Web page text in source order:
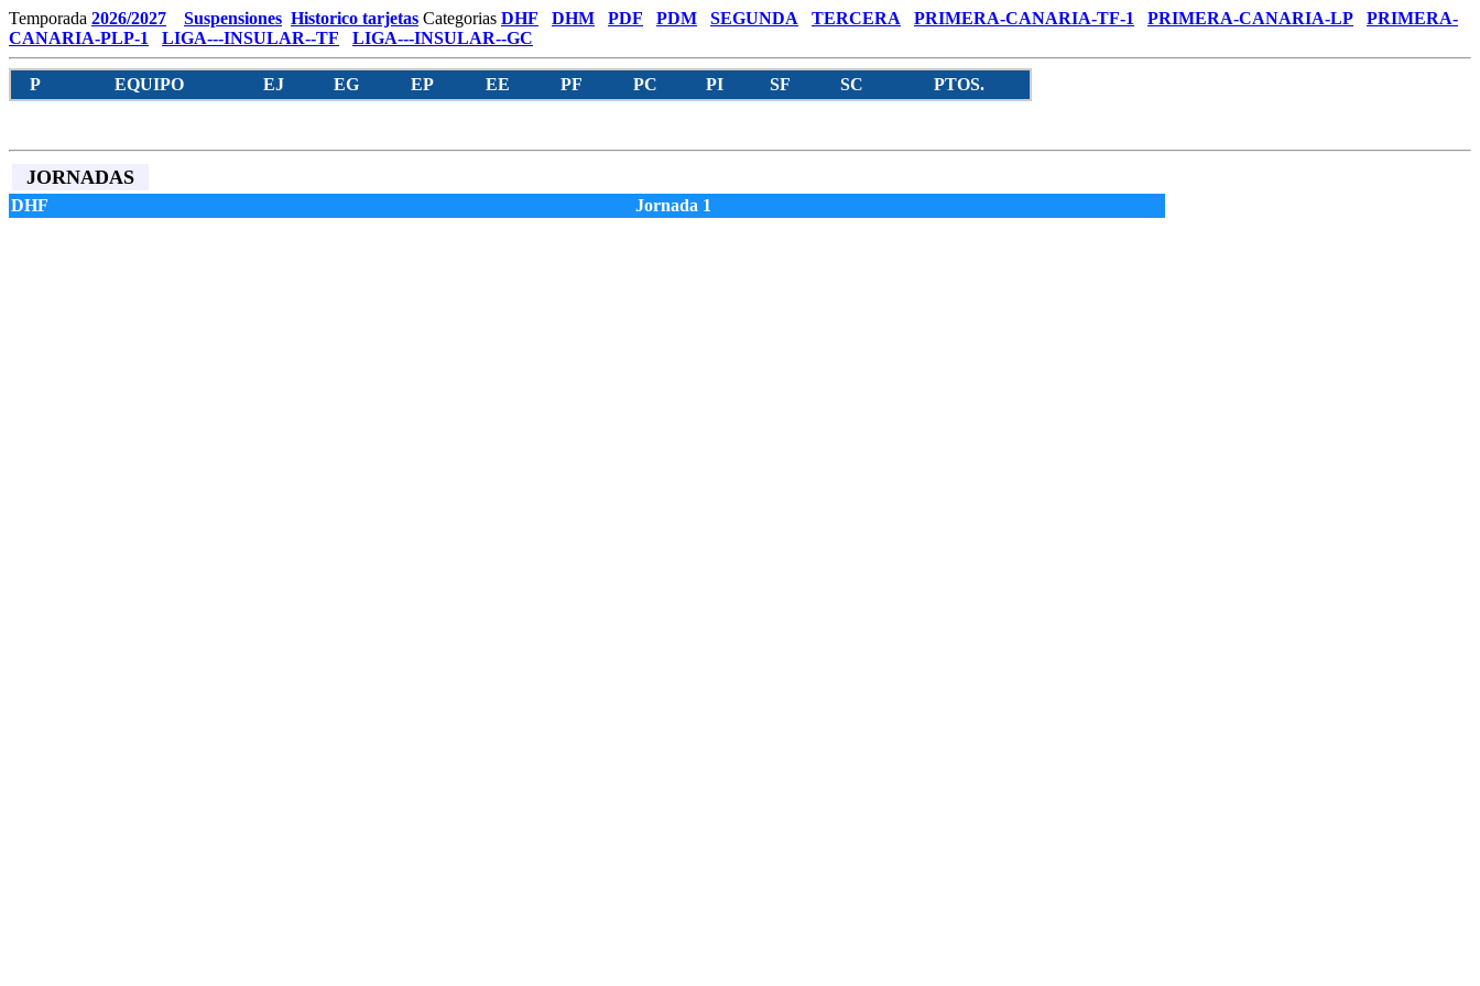
Temporada 2026/2027 Suspensiones Historico tarjetas Categorias DHF DHM PDF PDM SEGUNDA TERCERA PRIMERA-CANARIA-TF-1 PRIMERA-CANARIA-LP
PRIMERA-
CANARIA-PLP-1
LIGA---INSULAR--TF LIGA---INSULAR--GC
P EQUIPO EJ EG EP EE PF PC PI SF SC PTOS.
JORNADAS
DHF Jornada 1